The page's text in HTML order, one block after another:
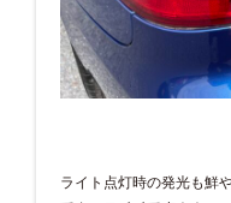
ライト点灯時の発光も鮮